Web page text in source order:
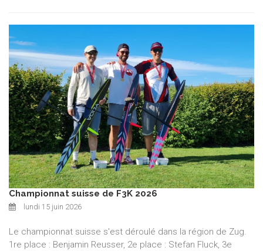
Championnat suisse de F3K 2026
lundi 15 juin 2026
Le championnat suisse s'est déroulé dans la région de Zug.
1re place : Benjamin Reusser, 2e place : Stefan Fluck, 3e